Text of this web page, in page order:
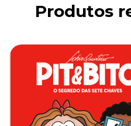
Produtos